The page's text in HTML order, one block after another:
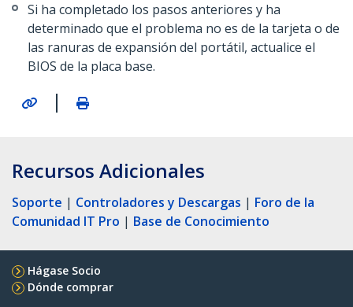
Si ha completado los pasos anteriores y ha
determinado que el problema no es de la tarjeta o de
las ranuras de expansión del portátil, actualice el
BIOS de la placa base.
|
Recursos Adicionales
Soporte | Controladores y Descargas | Foro de la
Comunidad IT Pro | Base de Conocimiento
Hágase Socio
Dónde comprar